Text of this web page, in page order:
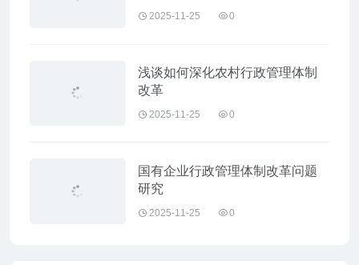
2025-11-25 0
浅谈如何深化农村行政管理体制
改革
2025-11-25 0
国有企业行政管理体制改革问题
研究
2025-11-25 0